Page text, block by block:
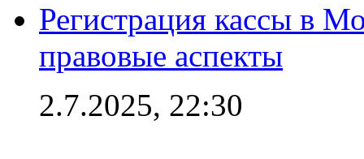
Регистрация кассы в
правовые аспекты
2.7.2025, 22:30